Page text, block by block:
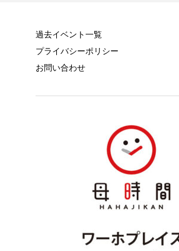
過去イベント一覧
プライバシーポリシー
お問い合わせ